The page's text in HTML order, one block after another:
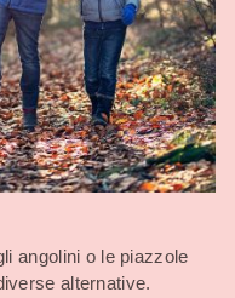
angolini o le piazzole
alternative.